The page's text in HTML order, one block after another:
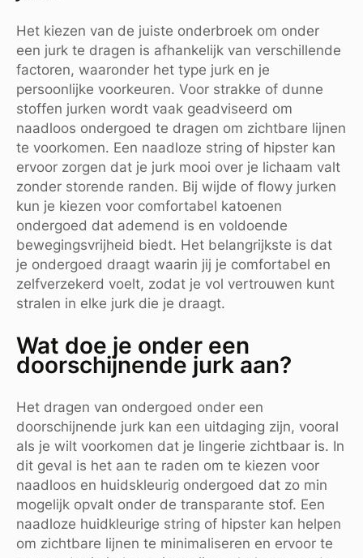
Het kiezen van de juiste onderbroek om onder
een jurk te dragen is afhankelijk van verschillende
factoren, waaronder het type jurk en je
persoonlijke voorkeuren. Voor strakke of dunne
stoffen jurken wordt vaak geadviseerd om
naadloos ondergoed te dragen om zichtbare lijnen
te voorkomen. Een naadloze string of hipster kan
ervoor zorgen dat je jurk mooi over je lichaam valt
zonder storende randen. Bij wijde of flowy jurken
kun je kiezen voor comfortabel katoenen
ondergoed dat ademend is en voldoende
bewegingsvrijheid biedt. Het belangrijkste is dat
je ondergoed draagt waarin jij je comfortabel en
zelfverzekerd voelt, zodat je vol vertrouwen kunt
stralen in elke jurk die je draagt.
Wat doe je onder een
doorschijnende jurk aan?
Het dragen van ondergoed onder een
doorschijnende jurk kan een uitdaging zijn, vooral
als je wilt voorkomen dat je lingerie zichtbaar is. In
dit geval is het aan te raden om te kiezen voor
naadloos en huidskleurig ondergoed dat zo min
mogelijk opvalt onder de transparante stof. Een
naadloze huidkleurige string of hipster kan helpen
om zichtbare lijnen te minimaliseren en ervoor te